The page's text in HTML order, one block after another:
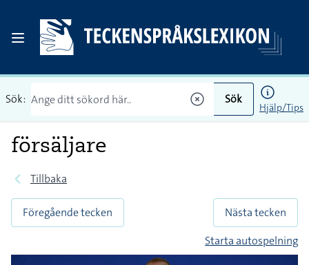
Sök: Sök
Hjälp/Tips
försäljare
Tillbaka
Föregående tecken
Nästa tecken
Starta autospelning